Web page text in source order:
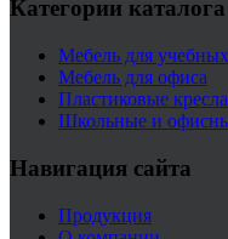
Категории каталога
Мебель для
Мебель для офиса
Пластиковые
Школьные и
Навигация сайта
Продукция